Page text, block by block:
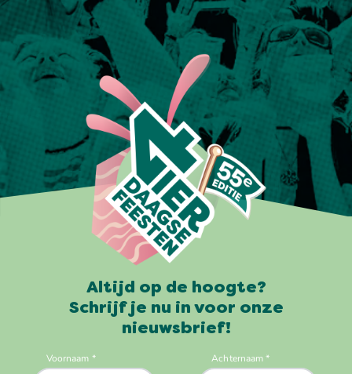
Altijd op de hoogte?
Schrijf je nu in voor onze
nieuwsbrief!